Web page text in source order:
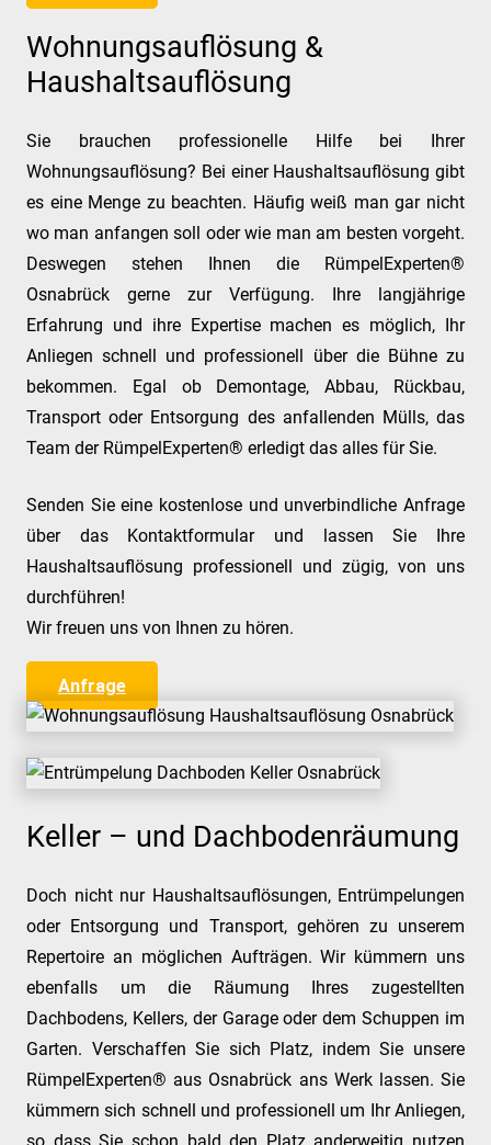
Wohnungsauflösung &
Haushaltsauflösung
Sie brauchen professionelle Hilfe bei Ihrer
Wohnungsauflösung? Bei einer Haushaltsauflösung gibt
es eine Menge zu beachten. Häufig weiß man gar nicht
wo man anfangen soll oder wie man am besten vorgeht.
Deswegen stehen Ihnen die RümpelExperten®
Osnabrück gerne zur Verfügung. Ihre langjährige
Erfahrung und ihre Expertise machen es möglich, Ihr
Anliegen schnell und professionell über die Bühne zu
bekommen. Egal ob Demontage, Abbau, Rückbau,
Transport oder Entsorgung des anfallenden Mülls, das
Team der RümpelExperten® erledigt das alles für Sie.
Senden Sie eine kostenlose und unverbindliche Anfrage
über das Kontaktformular und lassen Sie Ihre
Haushaltsauflösung professionell und zügig, von uns
durchführen!
Wir freuen uns von Ihnen zu hören.
Anfrage
Keller – und Dachbodenräumung
Doch nicht nur Haushaltsauflösungen, Entrümpelungen
oder Entsorgung und Transport, gehören zu unserem
Repertoire an möglichen Aufträgen. Wir kümmern uns
ebenfalls um die Räumung Ihres zugestellten
Dachbodens, Kellers, der Garage oder dem Schuppen im
Garten. Verschaffen Sie sich Platz, indem Sie unsere
RümpelExperten® aus Osnabrück ans Werk lassen. Sie
kümmern sich schnell und professionell um Ihr Anliegen,
so dass Sie schon bald den Platz anderweitig nutzen